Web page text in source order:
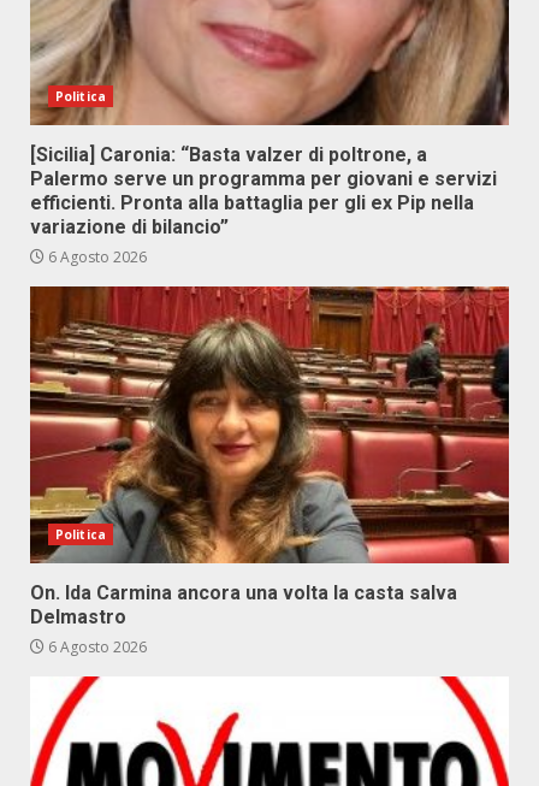
Politica
[Sicilia] Caronia: “Basta valzer di poltrone, a
Palermo serve un programma per giovani e servizi
efficienti. Pronta alla battaglia per gli ex Pip nella
variazione di bilancio”
6 Agosto 2026
Politica
On. Ida Carmina ancora una volta la casta salva
Delmastro
6 Agosto 2026